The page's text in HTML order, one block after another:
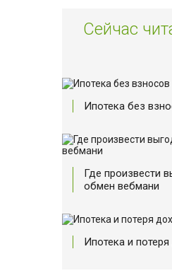
Сейчас
Ипотека без
Где произвести
обмен вебмани
Ипотека и